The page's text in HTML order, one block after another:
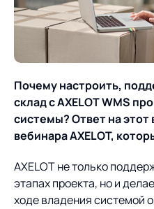
О компании
ИТ-аккредитация
Карьера
Продукты
поставок
Управление складами
и транспортным парком
Интегрированное
Логистический
консалтинг
Автоматизация
процессов
Пресс-центр
Мероприятия
Проекты
Почему настроить,
склад с AXELOT WMS
системы? Ответ на
вебинараAXELOT,
AXELOT не только
этапах проекта, но и
ходе владения системой